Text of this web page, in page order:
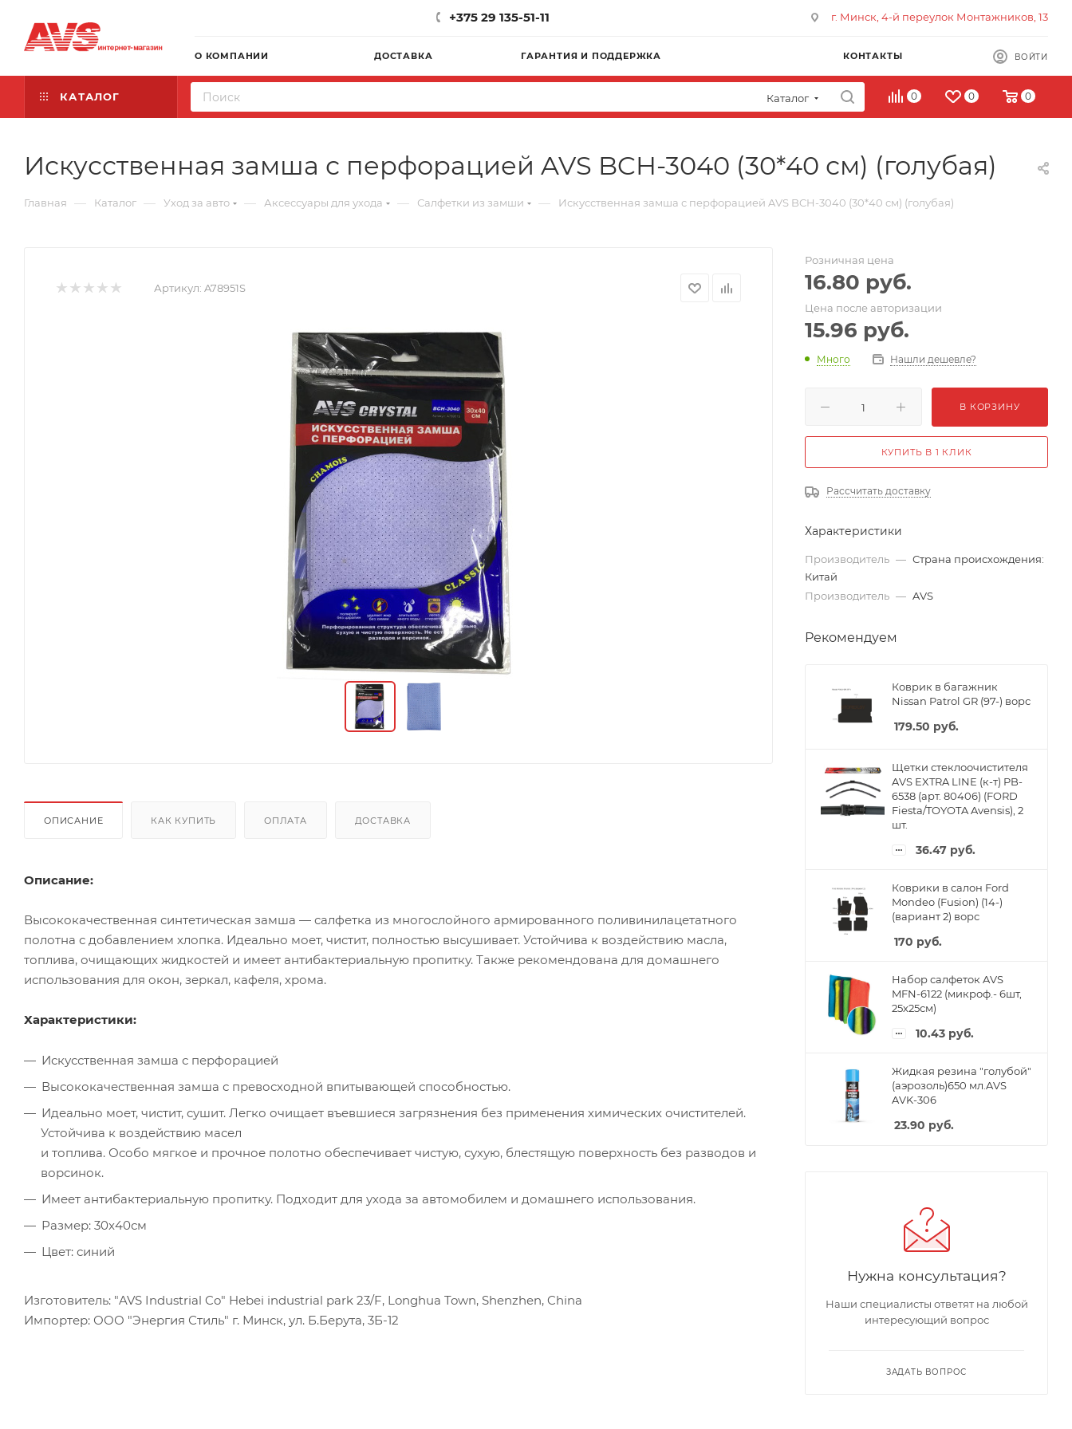
+375 29 135-51-11 г. Минск, 4-й переулок Монтажников, 13
О КОМПАНИИ ДОСТАВКА ГАРАНТИЯ И ПОДДЕРЖКА КОНТАКТЫ ВОЙТИ
КАТАЛОГ Каталог 0 0 0
Искусственная замша с перфорацией AVS BCH-3040 (30*40 см) (голубая)
Главная — Каталог — Уход за авто — Аксессуары для ухода — Салфетки из замши — Искусственная замша с перфорацией AVS BCH-3040 (30*40 см) (голубая)
Артикул: A78951S
ОПИСАНИЕ КАК КУПИТЬ ОПЛАТА ДОСТАВКА
Описание:
Высококачественная синтетическая замша — салфетка из многослойного армированного поливинилацетатного
полотна с добавлением хлопка. Идеально моет, чистит, полностью высушивает. Устойчива к воздействию масла,
топлива, очищающих жидкостей и имеет антибактериальную пропитку. Также рекомендована для домашнего
использования для окон, зеркал, кафеля, хрома.
Характеристики:
Искусственная замша с перфорацией
Высококачественная замша с превосходной впитывающей способностью.
Идеально моет, чистит, сушит. Легко очищает въевшиеся загрязнения без применения химических очистителей.
Устойчива к воздействию масел
и топлива. Особо мягкое и прочное полотно обеспечивает чистую, сухую, блестящую поверхность без разводов и
ворсинок.
Имеет антибактериальную пропитку. Подходит для ухода за автомобилем и домашнего использования.
Размер: 30x40см
Цвет: синий
Изготовитель: "AVS Industrial Co" Hebei industrial park 23/F, Longhua Town, Shenzhen, China
Импортер: ООО "Энергия Стиль" г. Минск, ул. Б.Берута, 3Б-12
Розничная цена
16.80 руб.
Цена после авторизации
15.96 руб.
Много Нашли дешевле?
В КОРЗИНУ
КУПИТЬ В 1 КЛИК
Рассчитать доставку
Характеристики
Производитель — Страна происхождения:
Китай
Производитель — AVS
Рекомендуем
Коврик в багажник
Nissan Patrol GR (97-) ворс
179.50 руб.
Щетки стеклоочистителя
AVS EXTRA LINE (к-т) PB-
6538 (арт. 80406) (FORD
Fiesta/TOYOTA Avensis), 2
шт.
36.47 руб.
Коврики в салон Ford
Mondeo (Fusion) (14-)
(вариант 2) ворс
170 руб.
Набор салфеток AVS
MFN-6122 (микроф.- 6шт,
25х25см)
10.43 руб.
Жидкая резина "голубой"
(аэрозоль)650 мл.AVS
AVK-306
23.90 руб.
Нужна консультация?
Наши специалисты ответят на любой
интересующий вопрос
ЗАДАТЬ ВОПРОС